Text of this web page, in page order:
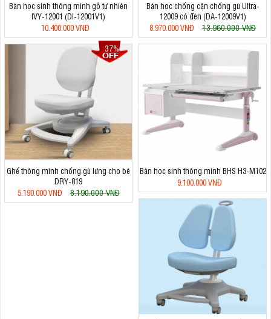
Bàn học sinh thông minh gỗ tự nhiên
IVY-12001 (DI-12001V1)
10.400.000 VNĐ
Bàn học chống cận chống gù Ultra-
12009 có đèn (DA-12009V1)
8.970.000 VNĐ
13.960.000 VNĐ
37%
Ghế thông minh chống gù lưng cho bé
DRY-819
5.190.000 VNĐ
8.190.000 VNĐ
Bàn học sinh thông minh BHS H3-M102
9.100.000 VNĐ